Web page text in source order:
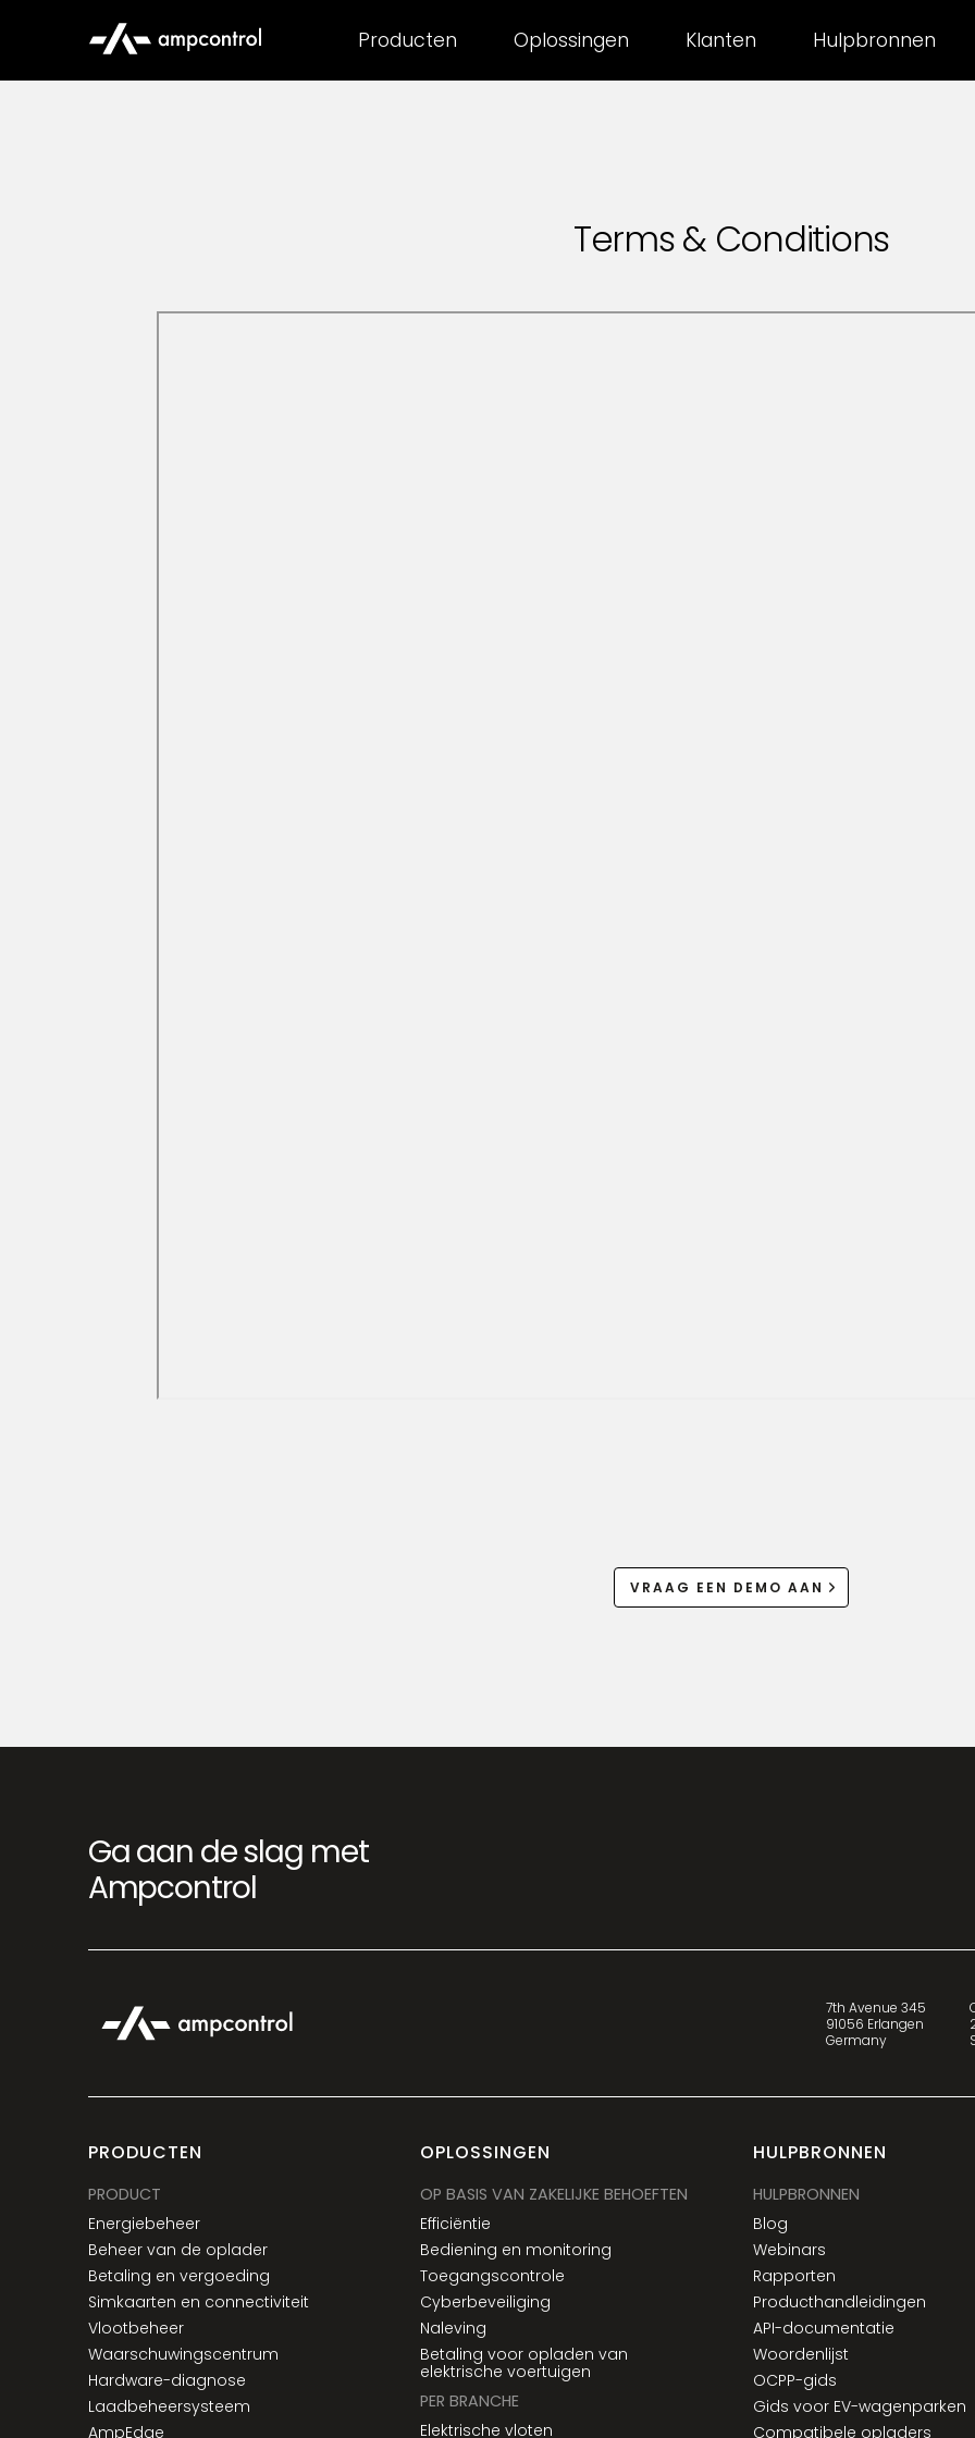
Producten Oplossingen Klanten Hulpbronnen
Terms & Conditions
VRAAG EEN DEMO AAN
Ga aan de slag met
Ampcontrol
7th Avenue 345
91056 Erlangen
Germany
PRODUCTEN
PRODUCT
Energiebeheer
Beheer van de oplader
Betaling en vergoeding
Simkaarten en connectiviteit
Vlootbeheer
Waarschuwingscentrum
Hardware-diagnose
Laadbeheersysteem
AmpEdge
OPLOSSINGEN
OP BASIS VAN ZAKELIJKE BEHOEFTEN
Efficiëntie
Bediening en monitoring
Toegangscontrole
Cyberbeveiliging
Naleving
Betaling voor opladen van
elektrische voertuigen
PER BRANCHE
Elektrische vloten
HULPBRONNEN
HULPBRONNEN
Blog
Webinars
Rapporten
Producthandleidingen
API-documentatie
Woordenlijst
OCPP-gids
Gids voor EV-wagenparken
Compatibele opladers